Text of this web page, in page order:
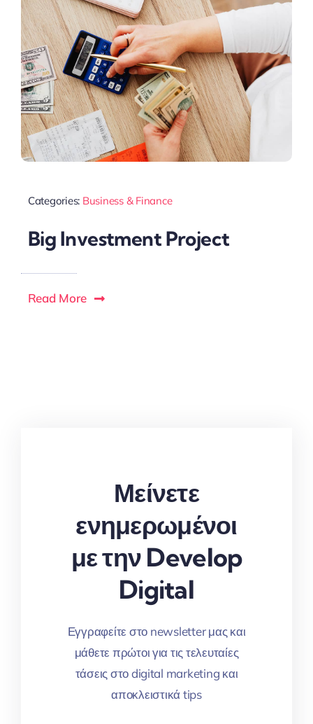
Categories: Business & Finance
Big Investment Project
Read More
Μείνετε
ενημερωμένοι
με την Develop
Digital
Εγγραφείτε στο newsletter μας και
μάθετε πρώτοι για τις τελευταίες
τάσεις στο digital marketing και
αποκλειστικά tips